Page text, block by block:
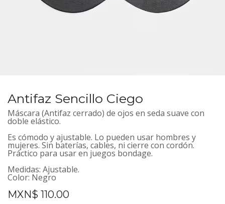
Antifaz Sencillo Ciego
Máscara (Antifaz cerrado) de ojos en seda suave con
doble elástico.
Es cómodo y ajustable. Lo pueden usar hombres y
mujeres. Sin baterías, cables, ni cierre con cordón.
Práctico para usar en juegos bondage.
Medidas: Ajustable.
Color: Negro
MXN$ 110.00